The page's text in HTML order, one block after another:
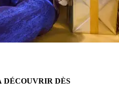
DÉCOUVRIR DÈS